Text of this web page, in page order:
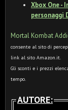
Xbox One -
personaggi
Mortal Kombat
consente al sito di
link al sito Amazon.it.
Gli sconti e i prezzi
tempo.
AUTORE: